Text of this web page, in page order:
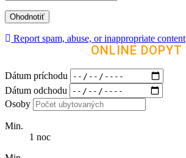
Report spam, abuse, or inappropriate content
ONLINE DOPYT
Dátum príchodu
Dátum odchodu
Osoby
Min.
1 noc